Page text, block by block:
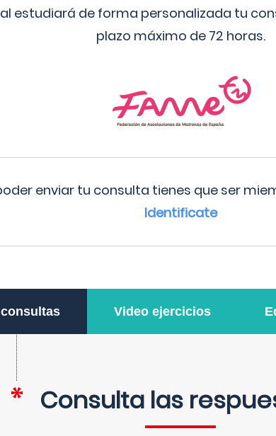
estudiará de forma personalizada tu
plazo máximo de 72 horas.
enviar tu consulta tienes que ser
Identificate
Video ejercicios
Consulta las